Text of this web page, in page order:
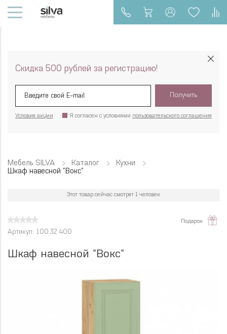
Скидка 500 рублей за регистрацию!
Получить
Я согласен с условиями пользовательского соглашения
Условия акции
Мебель SILVA Каталог
Кухни
Шкаф навесной "Вокс"
Артикул: 100.32 400
Этот товар сейчас смотрят 1 человек
Шкаф навесной "Вокс"